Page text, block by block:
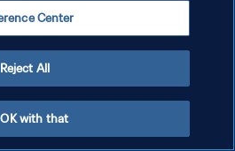
إدارة تفضيلات ملفات تعريف الارتباط
Center
Reject All
with that